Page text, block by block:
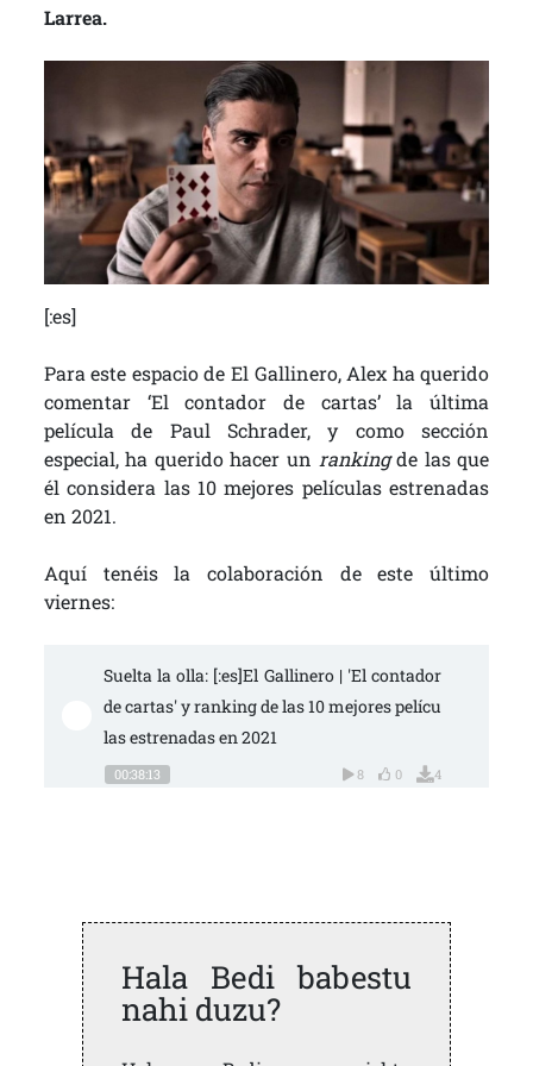
Larrea.
[:es]
Para este espacio de El Gallinero, Alex ha querido
comentar ‘El contador de cartas’ la última
película de Paul Schrader, y como sección
especial, ha querido hacer un rankingde las que
él considera las 10 mejores películas estrenadas
en 2021.
Aquí tenéis la colaboración de este último
viernes:
Suelta la olla: [:es]El Gallinero | 'El contador
de cartas' y ranking de las 10 mejores pelícu
las estrenadas en 2021
00:38:13 8 0 4
Hala Bedi babestu
nahi duzu?